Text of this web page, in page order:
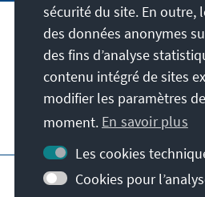
Adresse
Contact
Visitez aussi
Page principale de la
Conditions
sécurité du site. En outre,
des données anonymes
des fins d’analyse
contenu intégré de sites
modifier les paramètres
moment. En savoir plus
Les cookies
Cookies pour